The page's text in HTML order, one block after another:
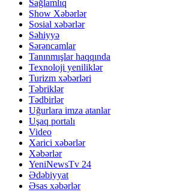
Sağlamlıq
Show Xəbərlər
Sosial xəbərlər
Səhiyyə
Sərəncamlar
Tanınmışlar haqqında
Texnoloji yeniliklər
Turizm xəbərləri
Təbriklər
Tədbirlər
Uğurlara imza atanlar
Uşaq portalı
Video
Xarici xəbərlər
Xəbərlər
YeniNewsTv 24
Ədəbiyyat
Əsas xəbərlər